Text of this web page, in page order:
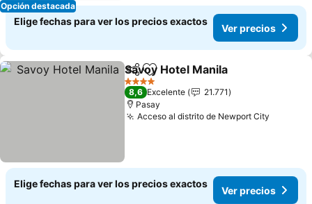
Opción destacada
Elige fechas para ver los precios exactos
Ver precios
CompartirAgregar a favoritos
Savoy Hotel Manila
4 Estrellas
8,6 Excelente
21.771
Pasay
Acceso al distrito de Newport City
Elige fechas para ver los precios exactos
Ver precios